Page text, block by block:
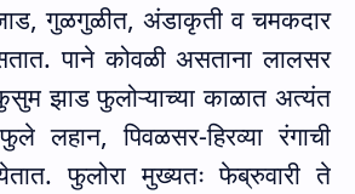
,गुळगुळीत, अंडाकृती व चमकदार
पाने कोवळी असताना लालसर
झाड फुलोऱ्याच्या काळात अत्यंत
लहान,पिवळसर-हिरव्या रंगाची
फुलोरा मुख्यतः फेब्रुवारी ते